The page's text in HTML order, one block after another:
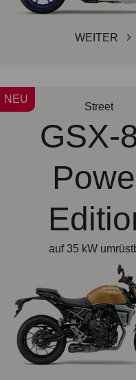
WEITER
Street
GSX-
auf 35 kW
NEU